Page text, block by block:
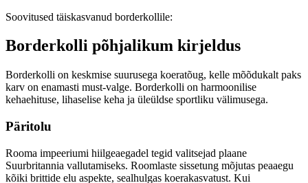
Soovitused täiskasvanud borderkollile:
Borderkolli põhjalikum kirjeldus
Borderkolli on keskmise suurusega koeratõug, kelle mõõdukalt paks
karv on enamasti must-valge. Borderkolli on harmoonilise
kehaehituse, lihaselise keha ja üleüldse sportliku välimusega.
Päritolu
Rooma impeeriumi hiilgeaegadel tegid valitsejad plaane
Suurbritannia vallutamiseks. Roomlaste sissetung mõjutas peaaegu
kõiki brittide elu aspekte, sealhulgas koerakasvatust. Kui